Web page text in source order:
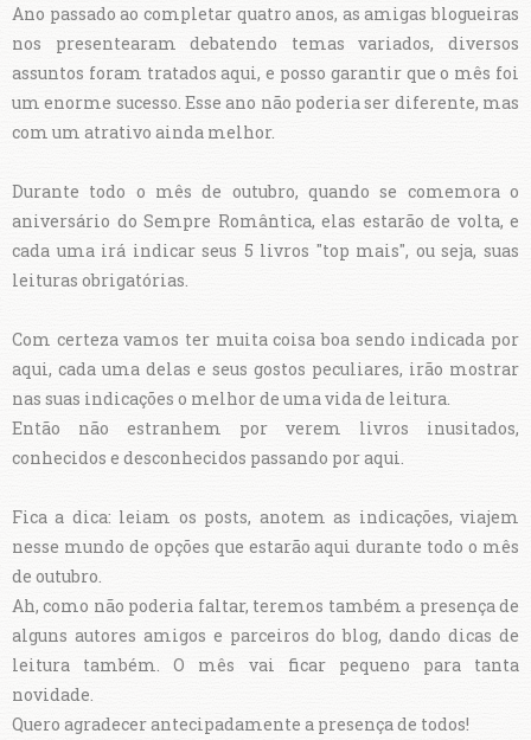
Ano passado ao completar quatro anos, as amigas blogueiras
nos presentearam debatendo temas variados, diversos
assuntos foram tratados aqui, e posso garantir que o mês foi
um enorme sucesso. Esse ano não poderia ser diferente, mas
com um atrativo ainda melhor.
Durante todo o mês de outubro, quando se comemora o
aniversário do Sempre Romântica, elas estarão de volta, e
cada uma irá indicar seus 5 livros "top mais", ou seja, suas
leituras obrigatórias.
Com certeza vamos ter muita coisa boa sendo indicada por
aqui, cada uma delas e seus gostos peculiares, irão mostrar
nas suas indicações o melhor de uma vida de leitura.
Então não estranhem por verem livros inusitados,
conhecidos e desconhecidos passando por aqui.
Fica a dica: leiam os posts, anotem as indicações, viajem
nesse mundo de opções que estarão aqui durante todo o mês
de outubro.
Ah, como não poderia faltar, teremos também a presença de
alguns autores amigos e parceiros do blog, dando dicas de
leitura também. O mês vai ficar pequeno para tanta
novidade.
Quero agradecer antecipadamente a presença de todos!